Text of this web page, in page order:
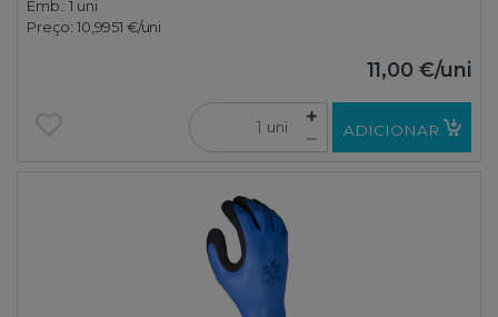
Emb.:1 uni
Preço: 10,9951 €/uni
11,00 €/uni
uni ADICIONAR